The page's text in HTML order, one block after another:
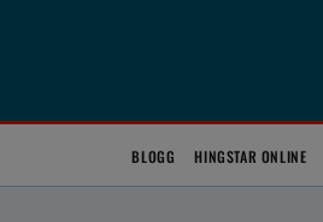
BLOGG HINGSTAR ONLINE